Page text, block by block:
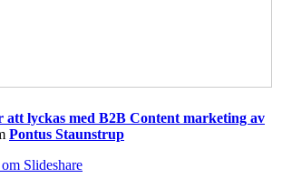
att lyckas med B2B Content marketing av
Pontus Staunstrup
Slideshare